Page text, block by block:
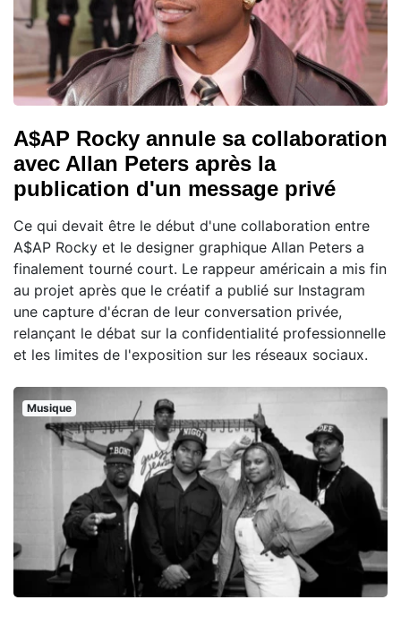
A$AP Rocky annule sa collaboration
avec Allan Peters après la
publication d'un message privé
Ce qui devait être le début d'une collaboration entre
A$AP Rocky et le designer graphique Allan Peters a
finalement tourné court. Le rappeur américain a mis fin
au projet après que le créatif a publié sur Instagram
une capture d'écran de leur conversation privée,
relançant le débat sur la confidentialité professionnelle
et les limites de l'exposition sur les réseaux sociaux.
Musique